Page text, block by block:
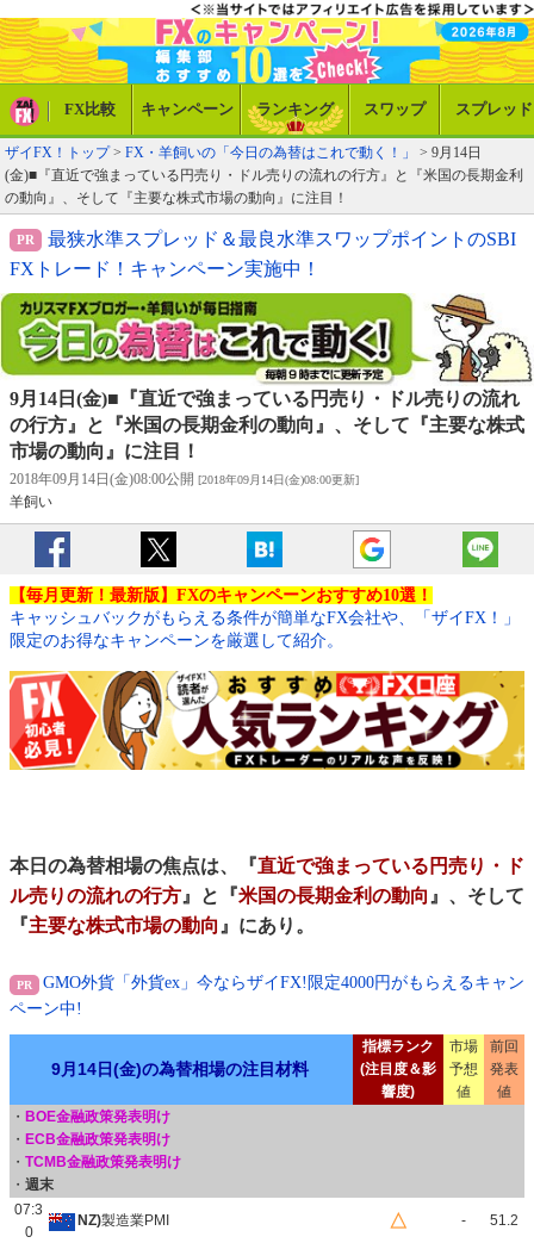
FX比較 キャンペーン ランキング スワップ スプレッド
ザイFX！トップ> FX・羊飼いの「今日の為替はこれで動く！」
> 9月14日
(金)■『直近で強まっている円売り・ドル売りの流れの行方』と『米国の長期金利
の動向』、そして『主要な株式市場の動向』に注目！
最狭水準スプレッド＆最良水準スワップポイントのSBI
FXトレード！キャンペーン実施中！
9月14日(金)■『直近で強まっている円売り・ドル売りの流れ
の行方』と『米国の長期金利の動向』、そして『主要な株式
市場の動向』に注目！
2018年09月14日(金)08:00公開 [2018年09月14日(金)08:00更新]
羊飼い
【毎月更新！最新版】FXのキャンペーンおすすめ10選！
キャッシュバックがもらえる条件が簡単なFX会社や、「ザイFX！」
限定のお得なキャンペーンを厳選して紹介。
本日の為替相場の焦点は、『直近で強まっている円売り・ド
ル売りの流れの行方』と『米国の長期金利の動向』、そして
『主要な株式市場の動向』にあり。
GMO外貨「外貨ex」今ならザイFX!限定4000円がもらえるキャン
ペーン中!
9月14日(金)の為替相場の注目材料
指標ランク
(注目度＆影
響度)
市場
予想
値
前回
発表
値
・ BOE金融政策発表明け
・ ECB金融政策発表明け
・ TCMB金融政策発表明け
・ 週末
07:3
0
NZ)製造業PMI △ - 51.2